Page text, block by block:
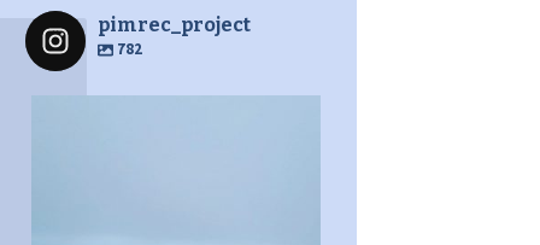
pimrec_project
782